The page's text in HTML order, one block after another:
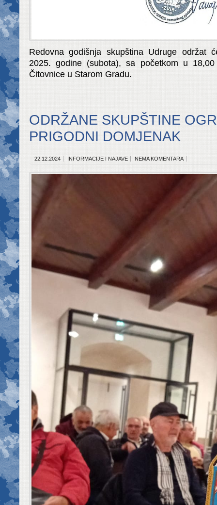
Redovna godišnja skupština Udruge održat
2025. godine (subota), sa početkom u
Čitovnice u Starom Gradu.
ODRŽANE SKUPŠTINE
PRIGODNI DOMJENAK
22.12.2024 INFORMACIJE I NAJAVE NEMA KOMENTARA